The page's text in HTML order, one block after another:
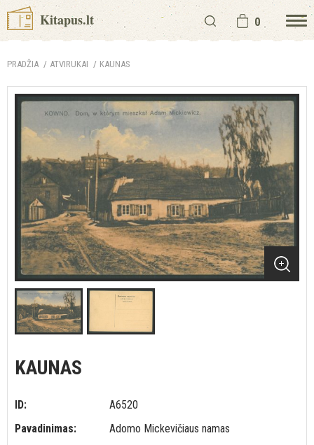
Kitapus.lt 0
PRADŽIA ATVIRUKAI KAUNAS
KAUNAS
ID:
A6520
Pavadinimas:
Adomo Mickevičiaus namas